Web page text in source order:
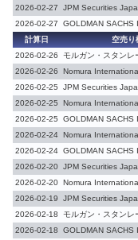
2026-02-27
JPM Securities
2026-02-27
GOLDMAN SACHS
計算日
空売り
2026-02-26
モルガン・スタンレ
2026-02-26
Nomura
2026-02-25
JPM Securities
2026-02-25
Nomura
2026-02-25
GOLDMAN SACHS
2026-02-24 Nomura
2026-02-24 GOLDMAN SACHS
2026-02-20 JPM Securities
2026-02-20 Nomura
2026-02-19
JPM Securities
2026-02-18
モルガン・スタンレ
2026-02-18
GOLDMAN SACHS